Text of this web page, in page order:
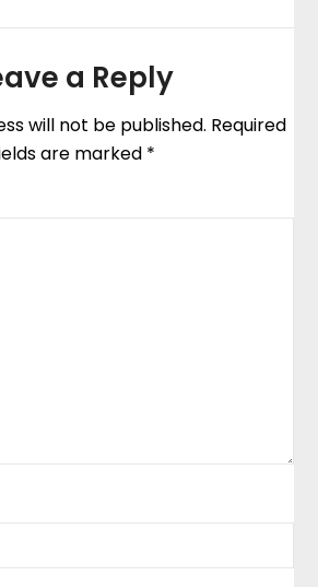
a Reply
will not be published. Required
are marked *